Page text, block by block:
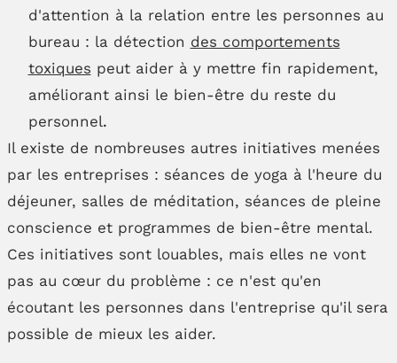
d'attention à la relation entre les personnes au
bureau : la détection des comportements
toxiques peut aider à y mettre fin rapidement,
améliorant ainsi le bien-être du reste du
personnel.
Il existe de nombreuses autres initiatives menées
par les entreprises : séances de yoga à l'heure du
déjeuner, salles de méditation, séances de pleine
conscience et programmes de bien-être mental.
Ces initiatives sont louables, mais elles ne vont
pas au cœur du problème : ce n'est qu'en
écoutant les personnes dans l'entreprise qu'il sera
possible de mieux les aider.